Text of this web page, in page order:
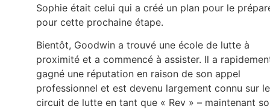
Sophie était celui qui a créé un plan pour le
pour cette prochaine étape.
Bientôt, Goodwin a trouvé une école de lutte à
proximité et a commencé à assister. Il a
gagné une réputation en raison de son appel
professionnel et est devenu largement connu sur le
circuit de lutte en tant que « Rev » – maintenant